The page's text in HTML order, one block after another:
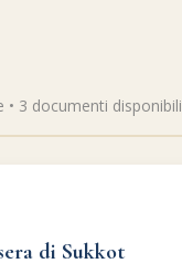
• 3 documenti disponibili
di Sukkot